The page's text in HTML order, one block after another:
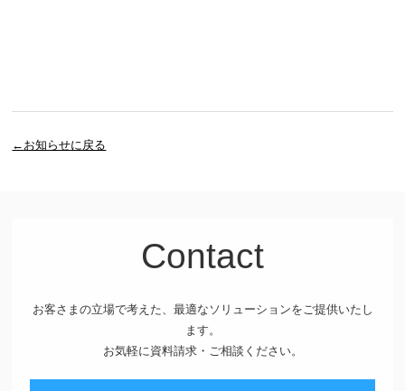
←お知らせに戻る
Contact
お客さまの立場で考えた、最適なソリューションをご提供いたし
ます。
お気軽に資料請求・ご相談ください。